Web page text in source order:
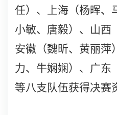
任）、上海（杨晖、
小敏、唐毅）、山西
安徽（魏昕、黄丽萍
力、牛娴娴）、广东
等八支队伍获得决赛